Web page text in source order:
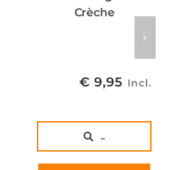
Crèche
€ 9,95 Incl.
..